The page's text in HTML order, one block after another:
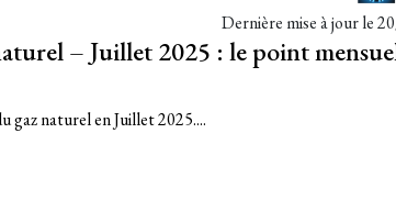
Dernière mise à jour le
– Juillet 2025 : le point
gaz naturel en Juillet 2025....